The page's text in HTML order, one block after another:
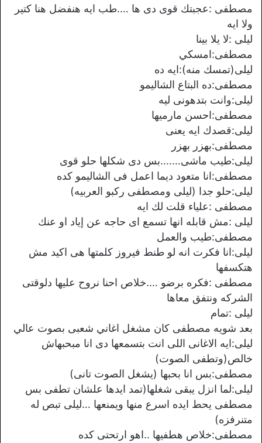
مصطفى :عجبتك قوى دى ها ….طب ايه هنفضل هنا كتير
ولا ايه
ليلى :لا يلا بينا
مصطفى:امسكي
ليلى(تمسك منه):ايه ده
مصطفى:ده البتاع الشاليمو
ليلى:وانت بتدهونى ليه
مصطفى:احسن مارميها
ليلى:قصدك ايه يعنى
مصطفى:بهزر بهزر
ليلى:طيب ماشى…….بس دى شكلها حلو قوى
مصطفى:انا متعود ديما اعمل فى الشاليمو كده
ليلى:حلو جدا (ليلى ومصطفى ركبو العربيه)
مصطفى :علياء قلت لك ايه
ليلى :مش قابله انها تسمع اى حاجه عن إياد او عنك
مصطفى:طيب والعمل
ليلى:انا فكرت انه لو طنط فيروز كلمتها هى اكيد مش
هتكسفها
مصطفى :فكره برضو ….خلاص احنا نروح عليها دلوقتى
الشركه ونتفق معاها
ليلى :تمام
بعد شويه مصطفى كان مشغل اغاني شعبى بصوت عالي
ليلى:ايه الاغانى اللى انت بتسمعها دى انا مبحبهاش
خالص(وتطفى الصوت)
مصطفى:بس انا بحبها (يشغل الصوت تانى)
ليلى:لما انزل يبقى شغلها(تمد ايدها علشان تطفى بس
مصطفى يحط ايده اسرع منها ويمنعها …ليلى تبص له
متنرفزه)
مصطفى:خلاص هطفيها ..اهو ارتحتى كده